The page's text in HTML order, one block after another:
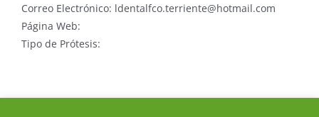
Correo Electrónico: ldentalfco.terriente@hotmail.com
Página Web:
Tipo de Prótesis: